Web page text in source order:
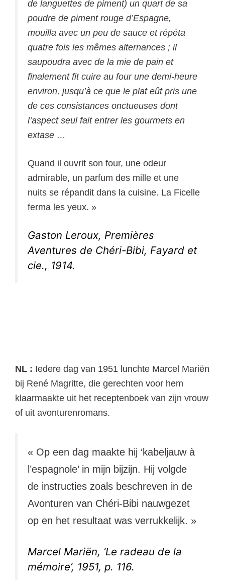
de languettes de piment) un quart de sa
poudre de piment rouge d’Espagne,
mouilla avec un peu de sauce et répéta
quatre fois les mêmes alternances ; il
saupoudra avec de la mie de pain et
finalement fit cuire au four une demi-heure
environ, jusqu’à ce que le plat eût pris une
de ces consistances onctueuses dont
l’aspect seul fait entrer les gourmets en
extase …
Quand il ouvrit son four, une odeur
admirable, un parfum des mille et une
nuits se répandit dans la cuisine. La Ficelle
ferma les yeux. »
Gaston Leroux, Premières
Aventures de Chéri-Bibi, Fayard et
cie., 1914.
NL : Iedere dag van 1951 lunchte Marcel Mariën
bij René Magritte, die gerechten voor hem
klaarmaakte uit het receptenboek van zijn vrouw
of uit avonturenromans.
« Op een dag maakte hij ‘kabeljauw à
l’espagnole’ in mijn bijzijn. Hij volgde
de instructies zoals beschreven in de
Avonturen van Chéri-Bibi nauwgezet
op en het resultaat was verrukkelijk. »
Marcel Mariën, ‘Le radeau de la
mémoire’, 1951, p. 116.